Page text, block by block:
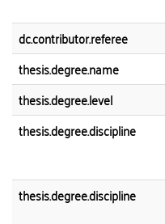
dc.contributor.referee
thesis.degree.name
thesis.degree.level
thesis.degree.discipline
thesis.degree.discipline